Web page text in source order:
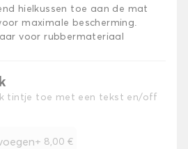
hielkussen toe aan de mat
maximale bescherming.
voor rubbermateriaal
tintje toe met een tekst en/off
+ 8,00 €